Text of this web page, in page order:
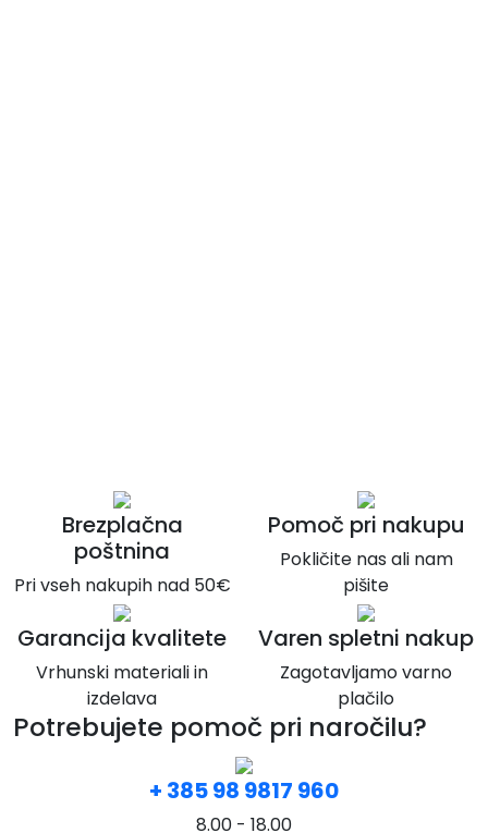
Brezplačna
poštnina
Pri vseh nakupih nad 50€
Pomoč pri nakupu
Pokličite nas ali nam
pišite
Garancija kvalitete
Vrhunski materiali in
izdelava
Varen spletni nakup
Zagotavljamo varno
plačilo
Potrebujete pomoč pri naročilu?
+ 385 98 9817 960
8.00 - 18.00